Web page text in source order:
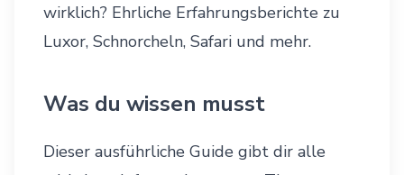
wirklich? Ehrliche Erfahrungsberichte zu
Luxor, Schnorcheln, Safari und mehr.
Was du wissen musst
Dieser ausführliche Guide gibt dir alle